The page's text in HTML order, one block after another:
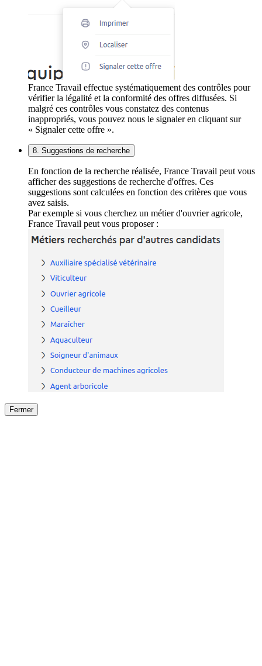
France Travail effectue systématiquement des contrôles pour
vérifier la légalité et la conformité des offres diffusées. Si
malgré ces contrôles vous constatez des contenus
inappropriés, vous pouvez nous le signaler en cliquant sur
« Signaler cette offre ».
8. Suggestions de recherche
En fonction de la recherche réalisée, France Travail peut vous
afficher des suggestions de recherche d'offres. Ces
suggestions sont calculées en fonction des critères que vous
avez saisis.
Par exemple si vous cherchez un métier d'ouvrier agricole,
France Travail peut vous proposer :
Fermer